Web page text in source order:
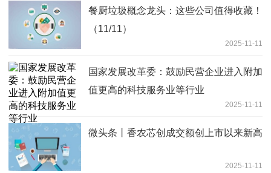
餐厨垃圾概念龙头：这些公司值得收藏！
（11/11）
2025-11-11
国家发展改革委：鼓励民营企业进入附加
值更高的科技服务业等行业
2025-11-11
微头条丨香农芯创成交额创上市以来新高
2025-11-11